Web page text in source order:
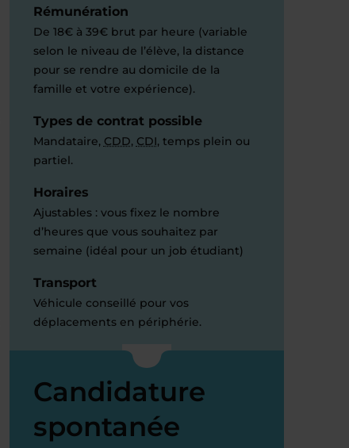
Rémunération
De 18€ à 39€ brut par heure (variable
selon le niveau de l’élève, la distance
pour se rendre au domicile de la
famille et votre expérience).
Types de contrat possible
Mandataire, CDD, CDI, temps plein ou
partiel.
Horaires
Ajustables : vous fixez le nombre
d’heures que vous souhaitez par
semaine (idéal pour un job étudiant)
Transport
Véhicule conseillé pour vos
déplacements en périphérie.
Candidature
spontanée